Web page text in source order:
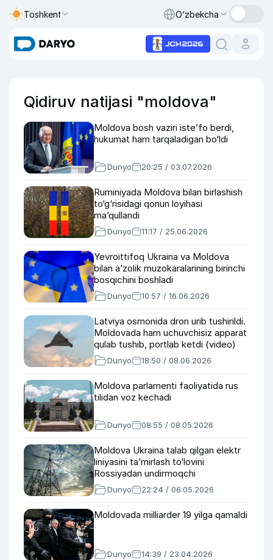
Toshkent O‘zbekcha
Qidiruv natijasi "moldova"
Moldova bosh vaziri iste’fo berdi,
hukumat ham tarqaladigan bo‘ldi
Dunyo 20:25 / 03.07.2026
Ruminiyada Moldova bilan birlashish
to‘g‘risidagi qonun loyihasi
ma’qullandi
Dunyo 11:17 / 25.06.2026
Yevroittifoq Ukraina va Moldova
bilan a’zolik muzokaralarining birinchi
bosqichini boshladi
Dunyo 10:57 / 16.06.2026
Latviya osmonida dron urib tushirildi.
Moldovada ham uchuvchisiz apparat
qulab tushib, portlab ketdi (video)
Dunyo 18:50 / 08.06.2026
Moldova parlamenti faoliyatida rus
tilidan voz kechadi
Dunyo 08:55 / 08.05.2026
Moldova Ukraina talab qilgan elektr
liniyasini ta’mirlash to‘lovini
Rossiyadan undirmoqchi
Dunyo 22:24 / 06.05.2026
Moldovada milliarder 19 yilga qamaldi
Dunyo 14:39 / 23.04.2026